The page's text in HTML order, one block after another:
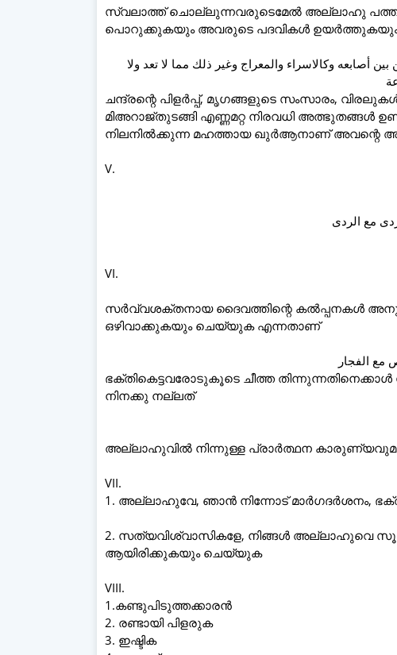
സ്വലാത്ത് ചൊല്ലുന്നവരുടെമേൽ അല്ലാഹു
പൊറുക്കുകയും അവരുടെ പദവികൾ
أصابعه وكالاسراء والمعراج وغير ذلك مما لا تعد ولا
ചന്ദ്രന്റെ പിളർപ്പ്, മൃഗങ്ങളുടെ സംസാരം,
മിഅറാജ്തുടങ്ങി എണ്ണമറ്റ നിരവധി അത്ഭുതങ്ങൾ
നിലനിൽക്കുന്ന മഹത്തായ ഖുർആനാണ് അവന്റെ
V.
VI.
സർവ്വശക്തനായ ദൈവത്തിന്റെ കൽപ്പനകൾ
ഒഴിവാക്കുകയും ചെയ്യുക എന്നതാണ്
ഭക്തികെട്ടവരോടുകൂടെ ചീത്ത
നിനക്കു നല്ലത്
അല്ലാഹുവിൽ നിന്നുള്ള പ്രാർത്ഥന
VII.
1. അല്ലാഹുവേ, ഞാൻ നിന്നോട് മാർഗദർശനം,
2. സത്യവിശ്വാസികളേ, നിങ്ങൾ അല്ലാഹുവെ
ആയിരിക്കുകയും ചെയ്യുക
VIII.
1.കണ്ടുപിടുത്തക്കാരൻ
2. രണ്ടായി പിളരുക
3. ഇഷ്ടിക